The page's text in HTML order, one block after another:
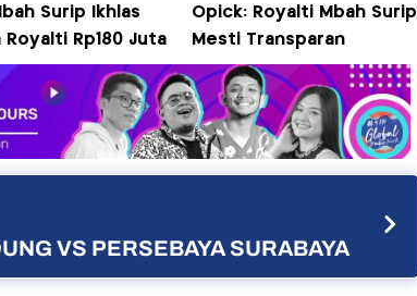
Surip Ikhlas
Royalti Rp180 Juta
Opick: Royalti Mbah Surip
Mesti Transparan
VS PERSEBAYA SURABAYA